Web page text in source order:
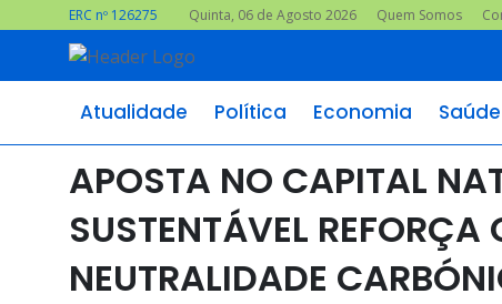
ERC nº 126275 Quinta, 06 de Agosto 2026 Quem Somos
Atualidade Política Economia Saúde
APOSTA NO CAPITAL
SUSTENTÁVEL
NEUTRALIDADE